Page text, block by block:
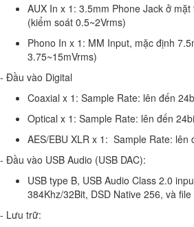
AUX In x 1: 3.5mm Phone Jack ở
(kiểm soát 0.5~2Vrms)
Phono In x 1: MM Input, mặc định
3.75~15mVrms)
- Đầu vào Digital
Coaxial x 1: Sample Rate: lên đến
Optical x 1: Sample Rate: lên đến
AES/EBU XLR x 1: Sample Rate: lên
- Đầu vào USB Audio (USB DAC):
USB type B, USB Audio Class 2.0
384Khz/32Bit, DSD Native 256, và file
- Lưu trữ: